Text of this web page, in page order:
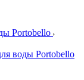
Portobello
воды Portobello